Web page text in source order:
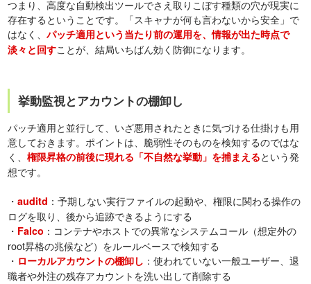
つまり、高度な自動検出ツールでさえ取りこぼす種類の穴が現実に
存在するということです。「スキャナが何も言わないから安全」で
はなく、パッチ適用という当たり前の運用を、情報が出た時点で
淡々と回すことが、結局いちばん効く防御になります。
挙動監視とアカウントの棚卸し
パッチ適用と並行して、いざ悪用されたときに気づける仕掛けも用
意しておきます。ポイントは、脆弱性そのものを検知するのではな
く、権限昇格の前後に現れる「不自然な挙動」を捕まえるという発
想です。
・auditd ：予期しない実行ファイルの起動や、権限に関わる操作の
ログを取り、後から追跡できるようにする
・ Falco ：コンテナやホストでの異常なシステムコール（想定外の
root昇格の兆候など）をルールベースで検知する
・ ローカルアカウントの棚卸し ：使われていない一般ユーザー、退
職者や外注の残存アカウントを洗い出して削除する